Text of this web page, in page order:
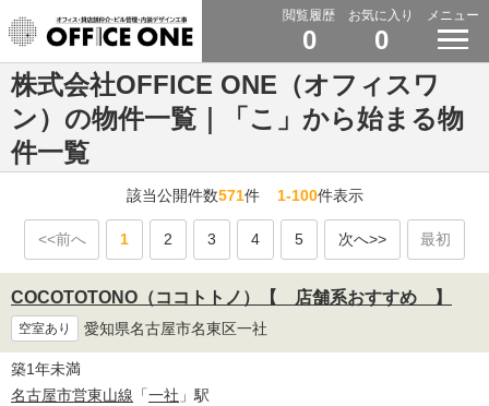
閲覧履歴
0
お気に入り
0
メニュー
株式会社OFFICE ONE（オフィスワ
ン）の物件一覧｜「こ」から始まる物
件一覧
該当公開件数571件1-100件表示
<<前へ 1 2 3 4 5 次へ>> 最初
COCOTOTONO（ココトトノ）【 店舗系おすすめ 】
空室あり 愛知県名古屋市名東区一社
築1年未満
名古屋市営東山線 「一社 」駅